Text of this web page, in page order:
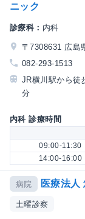
ニック
診療科： 内科
〒7308631 広島
082-293-1513
JR横川駅から徒
分
内科 診療時間
09:00-11:30
14:00-16:00
病院 医療法人
土曜診察